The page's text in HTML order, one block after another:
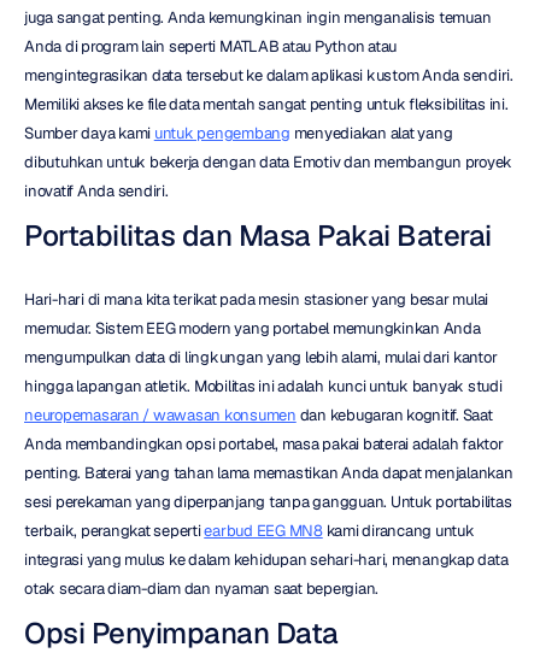
juga sangat penting. Anda kemungkinan ingin menganalisis temuan
Anda di program lain seperti MATLAB atau Python atau
mengintegrasikan data tersebut ke dalam aplikasi kustom Anda sendiri.
Memiliki akses ke file data mentah sangat penting untuk fleksibilitas ini.
Sumber daya kami untuk pengembang menyediakan alat yang
dibutuhkan untuk bekerja dengan data Emotiv dan membangun proyek
inovatif Anda sendiri.
Portabilitas dan Masa Pakai Baterai
Hari-hari di mana kita terikat pada mesin stasioner yang besar mulai
memudar. Sistem EEG modern yang portabel memungkinkan Anda
mengumpulkan data di lingkungan yang lebih alami, mulai dari kantor
hingga lapangan atletik. Mobilitas ini adalah kunci untuk banyak studi
neuropemasaran / wawasan konsumen dan kebugaran kognitif. Saat
Anda membandingkan opsi portabel, masa pakai baterai adalah faktor
penting. Baterai yang tahan lama memastikan Anda dapat menjalankan
sesi perekaman yang diperpanjang tanpa gangguan. Untuk portabilitas
terbaik, perangkat seperti earbud EEG MN8 kami dirancang untuk
integrasi yang mulus ke dalam kehidupan sehari-hari, menangkap data
otak secara diam-diam dan nyaman saat bepergian.
Opsi Penyimpanan Data